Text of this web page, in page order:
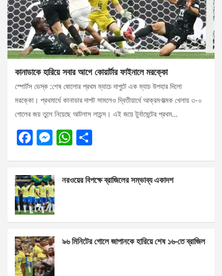
কানাডাকে হারিয়ে সবার আগে কোয়ার্টার ফাইনালে মরক্কো
স্পোর্টস ডেস্ক :শেষ ষোলোর প্রথম ম্যাচে দাপুটে এক ম্যাচ উপহার দিলো
মরক্কো। প্রথমার্ধে কানাডার দাপট সামলেও দ্বিতীয়ার্ধে আক্রমণাত্মক খেলায় ৩-০
গোলের জয় তুলে নিয়েছে আটলাস লায়ন্স। এই জয়ে টুর্নামেন্টের প্রথম…
F
b
o
o
k
M
n
g
er
W
s
p
e
নরওয়ের বিপক্ষে ব্রাজিলের সম্ভাব্য একাদশ
৯৬ মিনিটের গোলে জাপানকে হারিয়ে শেষ ১৬-তে ব্রাজিল